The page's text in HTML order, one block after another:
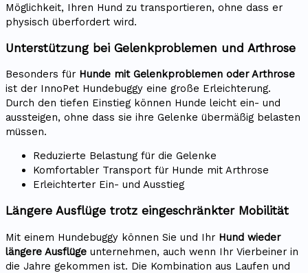
Möglichkeit, Ihren Hund zu transportieren, ohne dass er
physisch überfordert wird.
Unterstützung bei Gelenkproblemen und Arthrose
Besonders für Hunde mit Gelenkproblemen oder Arthrose
ist der InnoPet Hundebuggy eine große Erleichterung.
Durch den tiefen Einstieg können Hunde leicht ein- und
aussteigen, ohne dass sie ihre Gelenke übermäßig belasten
müssen.
Reduzierte Belastung für die Gelenke
Komfortabler Transport für Hunde mit Arthrose
Erleichterter Ein- und Ausstieg
Längere Ausflüge trotz eingeschränkter Mobilität
Mit einem Hundebuggy können Sie und Ihr Hund wieder
längere Ausflüge unternehmen, auch wenn Ihr Vierbeiner in
die Jahre gekommen ist. Die Kombination aus Laufen und